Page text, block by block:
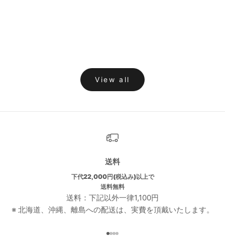
View all
送料
下代22,000円(税込み)以上で
送料無料
送料：下記以外一律1,100円
※ 北海道、沖縄、離島への配送は、実費を頂戴いたします。
I18n Error: Missing interpolation
I18n Error: Missing interpolation
I18n Error: Missing
I18n Error: Missing